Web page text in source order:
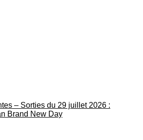
– Sorties du 29 juillet 2026 :
Brand New Day